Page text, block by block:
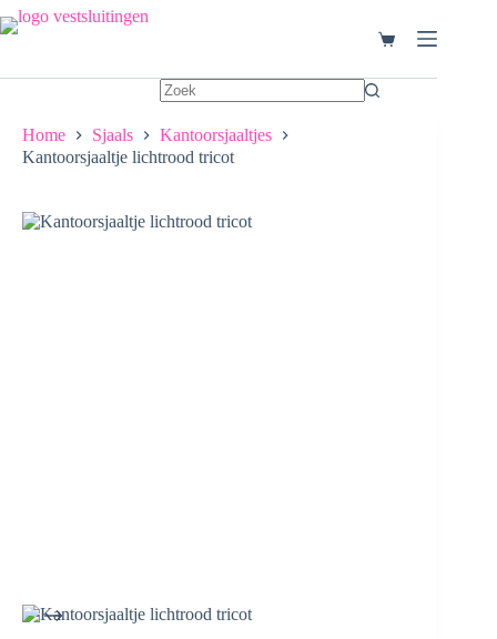
Ga
naar
Winkelwagen
Home Sjaals
Kantoorsjaaltjes
Kantoorsjaaltje lichtrood tricot